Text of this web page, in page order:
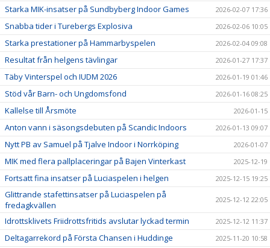
Starka MIK-insatser på Sundbyberg Indoor Games 2026-02-07 17:36
Snabba tider i Turebergs Explosiva 2026-02-06 10:05
Starka prestationer på Hammarbyspelen 2026-02-04 09:08
Resultat från helgens tävlingar 2026-01-27 17:37
Täby Vinterspel och IUDM 2026 2026-01-19 01:46
Stöd vår Barn- och Ungdomsfond 2026-01-16 08:25
Kallelse till Årsmöte 2026-01-15
Anton vann i säsongsdebuten på Scandic Indoors 2026-01-13 09:07
Nytt PB av Samuel på Tjalve Indoor i Norrköping 2026-01-07
MIK med flera pallplaceringar på Bajen Vinterkast 2025-12-19
Fortsatt fina insatser på Luciaspelen i helgen 2025-12-15 19:25
Glittrande stafettinsatser på Luciaspelen på
fredagkvällen
2025-12-12 22:05
Idrottsklivets Friidrottsfritids avslutar lyckad termin 2025-12-12 11:37
Deltagarrekord på Första Chansen i Huddinge 2025-11-20 10:58